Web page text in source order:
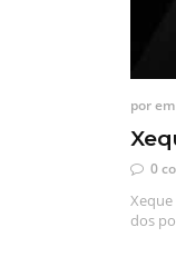
porem
0
Xeque
dos